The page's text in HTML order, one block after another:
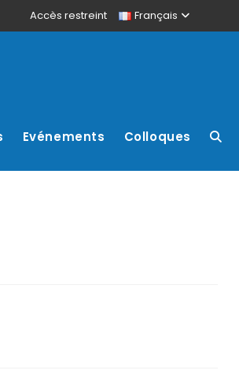
Accès restreint Français
Evénements Colloques